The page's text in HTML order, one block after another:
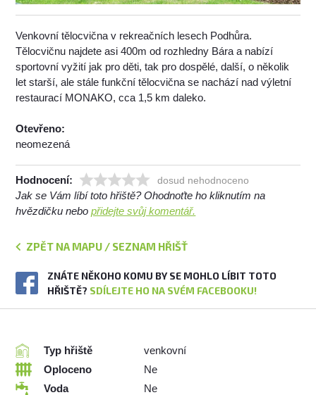
Venkovní tělocvična v rekreačních lesech Podhůra.
Tělocvičnu najdete asi 400m od rozhledny Bára a nabízí
sportovní vyžití jak pro děti, tak pro dospělé, další, o několik
let starší, ale stále funkční tělocvična se nachází nad výletní
restaurací MONAKO, cca 1,5 km daleko.
Otevřeno:
neomezená
Hodnocení: dosud nehodnoceno
Jak se Vám líbí toto hřiště? Ohodnoťte ho kliknutím na
hvězdičku nebopřidejte svůj komentář.
ZPĚT NA MAPU / SEZNAM HŘIŠŤ
ZNÁTE NĚKOHO KOMU BY SE MOHLO LÍBIT TOTO
HŘIŠTĚ? SDÍLEJTE HO NA SVÉM FACEBOOKU!
Typ hřiště
venkovní
Oploceno
Ne
Voda
Ne